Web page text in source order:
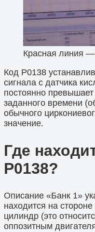
Красная линия
Код P0138
сигнала с датчика
постоянно превышает
заданного времени
обычного
значение.
Где
P0138?
Описание «Банк 1»
находится на
цилиндр (это
оппозитным